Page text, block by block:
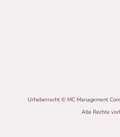
Urheberrecht © MC Management
Alle Rechte